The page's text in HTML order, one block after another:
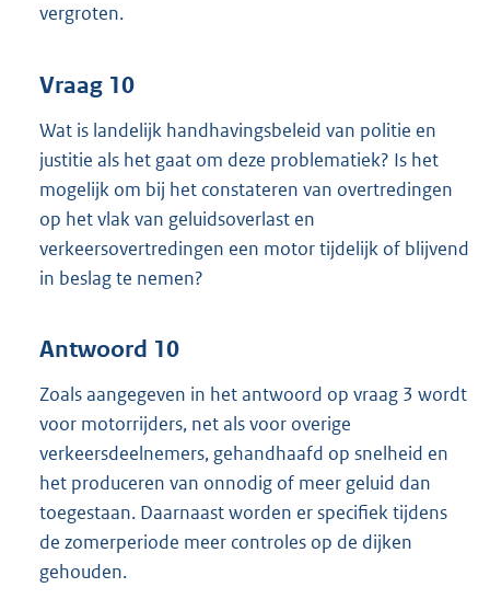
vergroten.
Vraag 10
Wat is landelijk handhavingsbeleid van politie en
justitie als het gaat om deze problematiek? Is het
mogelijk om bij het constateren van overtredingen
op het vlak van geluidsoverlast en
verkeersovertredingen een motor tijdelijk of blijvend
in beslag te nemen?
Antwoord 10
Zoals aangegeven in het antwoord op vraag 3 wordt
voor motorrijders, net als voor overige
verkeersdeelnemers, gehandhaafd op snelheid en
het produceren van onnodig of meer geluid dan
toegestaan. Daarnaast worden er specifiek tijdens
de zomerperiode meer controles op de dijken
gehouden.